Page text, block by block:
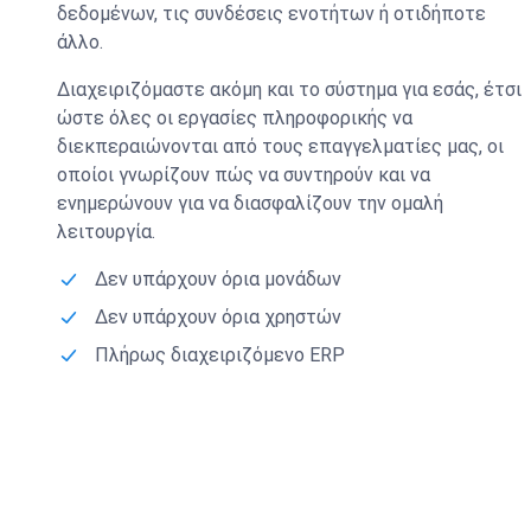
δεδομένων, τις συνδέσεις ενοτήτων ή οτιδήποτε
άλλο.
Διαχειριζόμαστε ακόμη και το σύστημα για εσάς, έτσι
ώστε όλες οι εργασίες πληροφορικής να
διεκπεραιώνονται από τους επαγγελματίες μας, οι
οποίοι γνωρίζουν πώς να συντηρούν και να
ενημερώνουν για να διασφαλίζουν την ομαλή
λειτουργία.
Δεν υπάρχουν όρια μονάδων
Δεν υπάρχουν όρια χρηστών
Πλήρως διαχειριζόμενο ERP